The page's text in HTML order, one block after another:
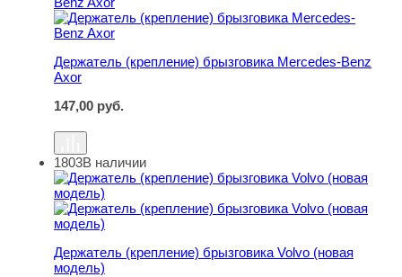
Держатель (крепление) брызговика Mercedes-Benz
Axor
147,00 руб.
Держатель (крепление) брызговика Volvo (новая
1803В наличии
Держатель (крепление) брызговика Volvo (новая
модель)